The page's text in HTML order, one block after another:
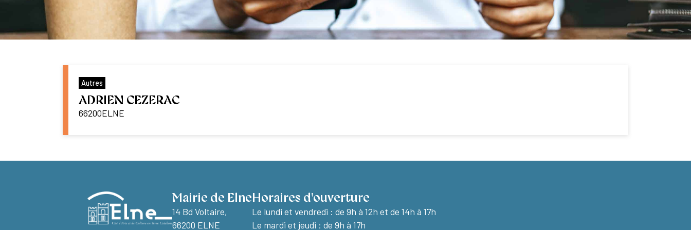
Autres
ADRIEN CEZERAC
66200ELNE
Mairie de Elne
14 Bd Voltaire,
66200 ELNE
Horaires d'ouverture
Le lundi et vendredi : de 9h à 12h et de 14h à 17h
Le mardi et jeudi : de 9h à 17h